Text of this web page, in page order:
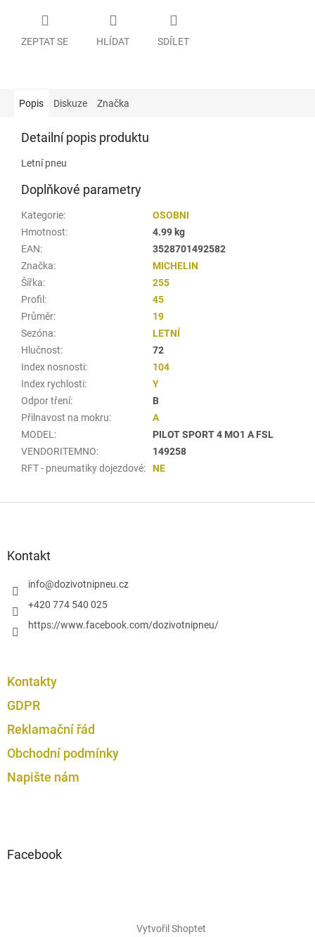
ZEPTAT SE HLÍDAT SDÍLET
Popis Diskuze Značka
Detailní popis produktu
Letní pneu
Doplňkové parametry
Kategorie:
OSOBNI
Hmotnost:
4.99 kg
EAN:
3528701492582
Značka:
MICHELIN
Šířka:
255
Profil :
45
Průměr:
19
Sezóna:
LETNÍ
Hlučnost:
72
Index nosnosti:
104
Index rychlosti:
Y
Odpor tření:
B
Přilnavost na mokru:
A
MODEL :
PILOT SPORT 4 MO1 A FSL
VENDORITEMNO:
149258
RFT - pneumatiky dojezdové: NE
Kontakt
info@dozivotnipneu.cz
+420 774 540 025
https://www.facebook.com/dozivotnipneu/
Kontakty
GDPR
Reklamační řád
Obchodní podmínky
Napište nám
Facebook
Vytvořil Shoptet